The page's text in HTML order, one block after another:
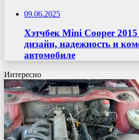
09.06.2025
Хэтчбек Mini Cooper
дизайн, надежность и
автомобиле
Интересно